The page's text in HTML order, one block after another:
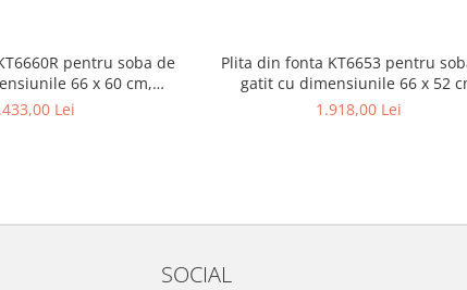
pentru soba de
66 x 60 cm,
cu bara inox
Lei
Plita din fonta KT6653 pentru
gatit cu dimensiunile 66 x 52
1.918,00 Lei
SOCIAL